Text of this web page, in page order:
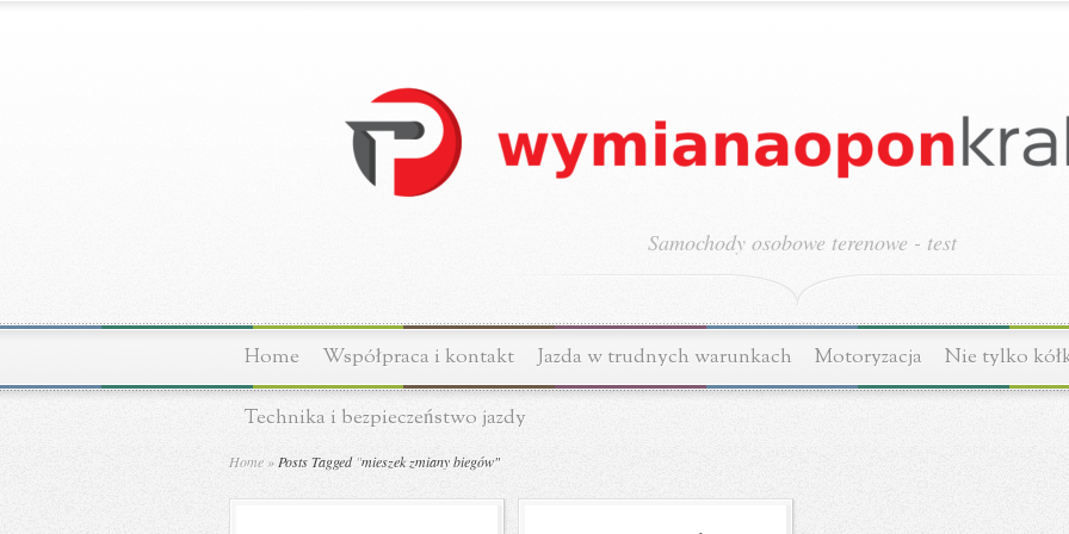
Samochody osobowe terenowe - test
Home Współpraca i kontakt Jazda w trudnych warunkach Motoryzacja Nie tylko
Technika i bezpieczeństwo jazdy
Home » Posts Tagged"mieszek zmiany biegów"